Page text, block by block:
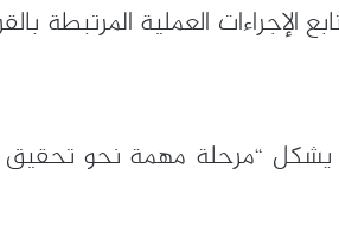
العملية المرتبطة
يشكل “مرحلة مهمة نحو